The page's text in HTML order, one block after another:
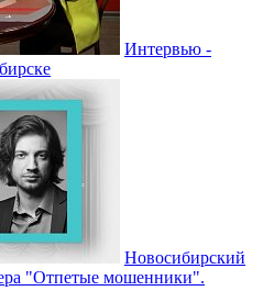
Интервью -
Новосибирский
"Отпетые мошенники".